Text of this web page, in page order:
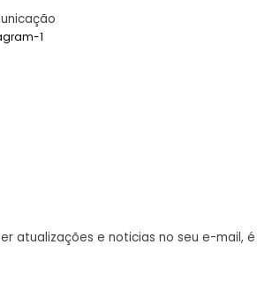
1
atualizações e noticias no seu e-mail, é